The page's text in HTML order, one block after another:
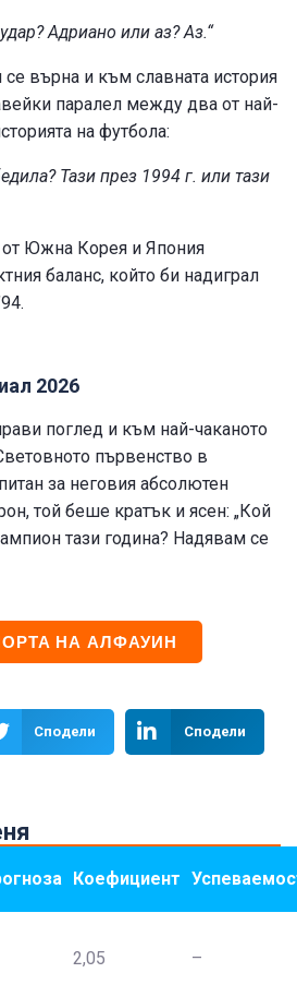
Адриано или аз? Аз.“
върна и към славната история
паралел между два от най-
на футбола:
Тази през 1994 г. или тази
от Южна Корея и Япония
баланс, който би надиграл
2026
поглед и към най-чаканото
първенство в
за неговия абсолютен
той беше кратък и ясен: „Кой
тази година? Надявам се
НА АЛФАУИН
Сподели Сподели
Коефициент
2,05 –